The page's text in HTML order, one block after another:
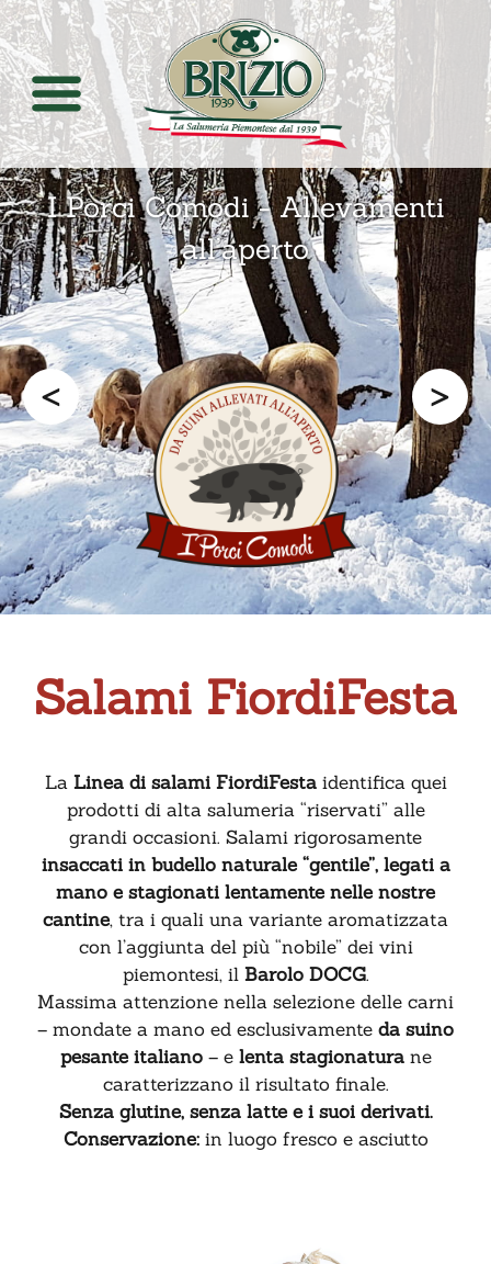
<
I Porci Comodi - Allevamenti
all’aperto
>
Salami FiordiFesta
La Linea di salami FiordiFestaidentifica quei
prodotti di alta salumeria “riservati” alle
grandi occasioni. Salami rigorosamente
insaccati in budello naturale “gentile”, legati a
mano e stagionati lentamente nelle nostre
cantine, tra i quali una variante aromatizzata
con l’aggiunta del più “nobile” dei vini
piemontesi, il Barolo DOCG.
Massima attenzione nella selezione delle carni
– mondate a mano ed esclusivamente da suino
pesante italiano– e lenta stagionaturane
caratterizzano il risultato finale.
Senza glutine, senza latte e i suoi derivati.
Conservazione:in luogo fresco e asciutto